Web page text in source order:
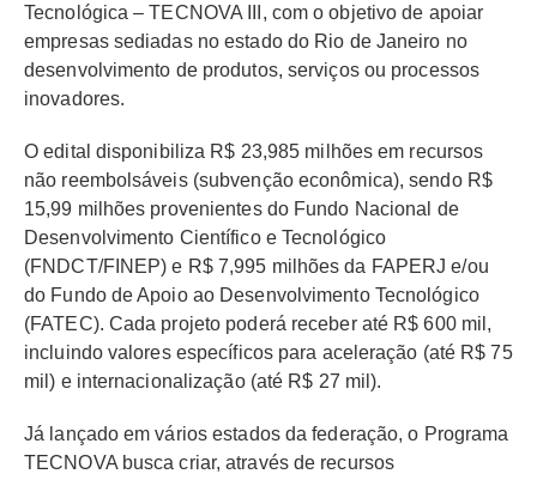
Tecnológica – TECNOVA III, com o objetivo de apoiar
empresas sediadas no estado do Rio de Janeiro no
desenvolvimento de produtos, serviços ou processos
inovadores.
O edital disponibiliza R$ 23,985 milhões em recursos
não reembolsáveis (subvenção econômica), sendo R$
15,99 milhões provenientes do Fundo Nacional de
Desenvolvimento Científico e Tecnológico
(FNDCT/FINEP) e R$ 7,995 milhões da FAPERJ e/ou
do Fundo de Apoio ao Desenvolvimento Tecnológico
(FATEC). Cada projeto poderá receber até R$ 600 mil,
incluindo valores específicos para aceleração (até R$ 75
mil) e internacionalização (até R$ 27 mil).
Já lançado em vários estados da federação, o Programa
TECNOVA busca criar, através de recursos